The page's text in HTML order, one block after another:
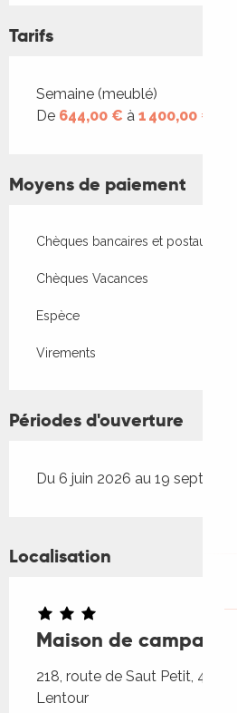
Tarifs
Tarifs 2026
Semaine (meublé)
De 644,00 € à 1 400,00 €
Moyens de paiement
Chèques bancaires et postaux
Chèques Vacances
Espèce
Virements
Périodes d'ouverture
Du 6 juin 2026 au 19
Localisation
Maison de campagne
218, route de Saut Petit,
Lentour